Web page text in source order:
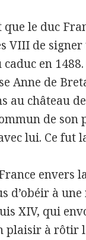
le duc
VIII de
en
Anne de
au château
de son
lui. Ce fut
envers
d’obéir à
XIV, qui
plaisir à rôtir